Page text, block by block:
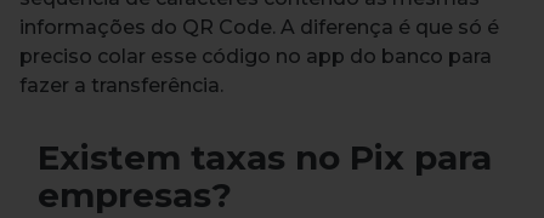
informações do QR Code. A diferença é que só é
preciso colar esse código no app do banco para
fazer a transferência.
Existem taxas no Pix para
empresas?